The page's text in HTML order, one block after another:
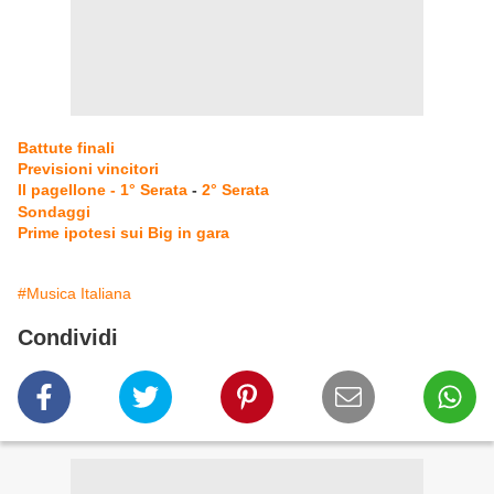
Battute finali
Previsioni vincitori
Il pagellone - 1° Serata - 2° Serata
Sondaggi
Prime ipotesi sui Big in gara
#Musica Italiana
Condividi